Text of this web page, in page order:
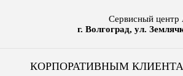
Сервисный центр
г. Волгоград, ул.
КОРПОРАТИВНЫМ